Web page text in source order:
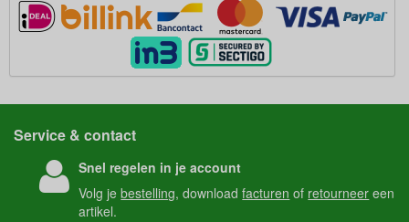
Service & contact
Snel regelen in je account
Volg jebestelling, downloadfacturen of retourneer een
artikel.